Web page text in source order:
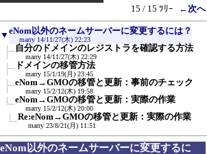
15 / 15 ﾂﾘｰ
←次へ
▼ eNom以外のネームサーバーに変更するには？
marry 14/11/27(木) 22:23
自分のドメインのレジストラを確認する方法
marry 14/11/27(木) 22:29
ドメインの移管方法
marry 15/1/19(月) 23:45
eNom→GMOの移管と更新：事前のチェック
marry 15/2/12(木) 19:58
eNom→GMOの移管と更新：実際の作業
marry 15/2/12(木) 20:00
Re:eNom→GMOの移管と更新：実際の作業
marry 23/8/21(月) 11:51
eNom以外のネームサーバーに変更するに